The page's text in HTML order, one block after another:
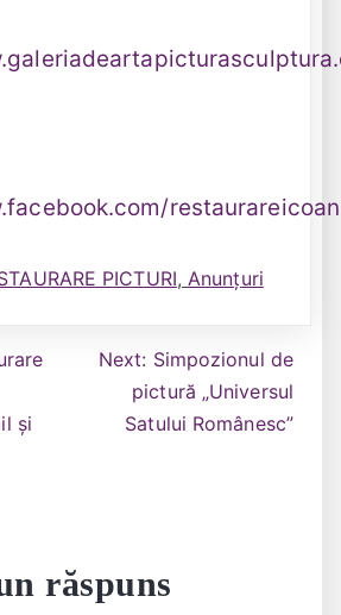
PICTURI, Anunțuri
și
Next: Simpozionul de
pictură „Universul
Satului Românesc”
răspuns